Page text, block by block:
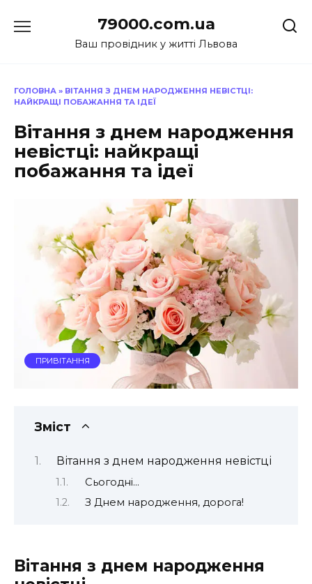
до
79000.com.ua
Ваш провідник у житті Львова
ГОЛОВНА » ВІТАННЯ З ДНЕМ НАРОДЖЕННЯ НЕВІСТЦІ:
НАЙКРАЩІ ПОБАЖАННЯ ТА ІДЕЇ
Вітання з днем народження
невістці: найкращі
побажання та ідеї
ПРИВІТАННЯ
Зміст
Вітання з днем народження невістці
Сьогодні…
З Днем народження, дорога!
Вітання з днем народження